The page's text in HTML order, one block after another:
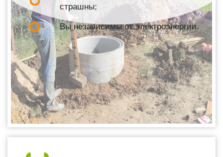
страшны;
Вы независимы от электроэнергии.